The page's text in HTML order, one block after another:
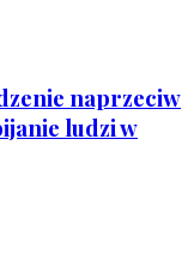
naprzeciw
ludzi w